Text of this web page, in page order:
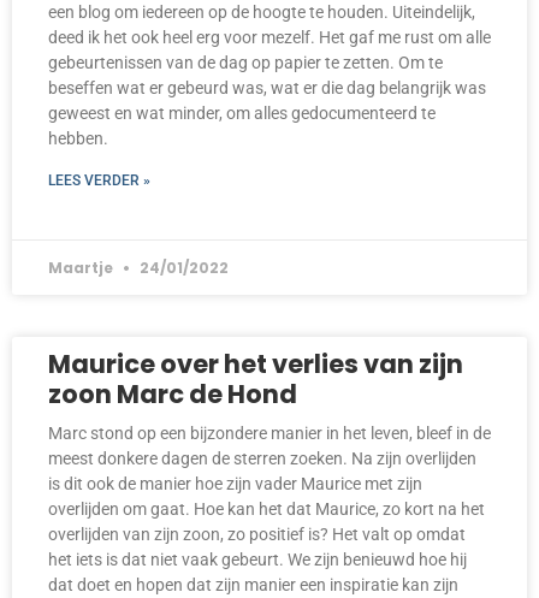
een blog om iedereen op de hoogte te houden. Uiteindelijk,
deed ik het ook heel erg voor mezelf. Het gaf me rust om alle
gebeurtenissen van de dag op papier te zetten. Om te
beseffen wat er gebeurd was, wat er die dag belangrijk was
geweest en wat minder, om alles gedocumenteerd te
hebben.
LEES VERDER »
Maartje 24/01/2022
Maurice over het verlies van zijn
zoon Marc de Hond
Marc stond op een bijzondere manier in het leven, bleef in de
meest donkere dagen de sterren zoeken. Na zijn overlijden
is dit ook de manier hoe zijn vader Maurice met zijn
overlijden om gaat. Hoe kan het dat Maurice, zo kort na het
overlijden van zijn zoon, zo positief is? Het valt op omdat
het iets is dat niet vaak gebeurt. We zijn benieuwd hoe hij
dat doet en hopen dat zijn manier een inspiratie kan zijn